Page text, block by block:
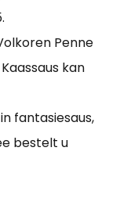
Penne
kan
fantasiesaus,
bestelt u